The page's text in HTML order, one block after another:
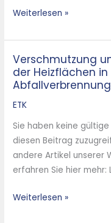
Untersuchungen
industriellen
Maßstab
Weiterlesen »
Verschmutzung
der Heizflächen
ETK
Sie haben keine
diesen Beitrag
andere Artikel unserer
erfahren Sie hier mehr:
Verschmutzung
und
optimierte
Abreinigung
Coburg
Weiterlesen »